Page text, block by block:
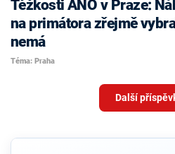
Těžkosti ANO v Praze:
na primátora zřejmě
nemá
Téma: Praha
Další